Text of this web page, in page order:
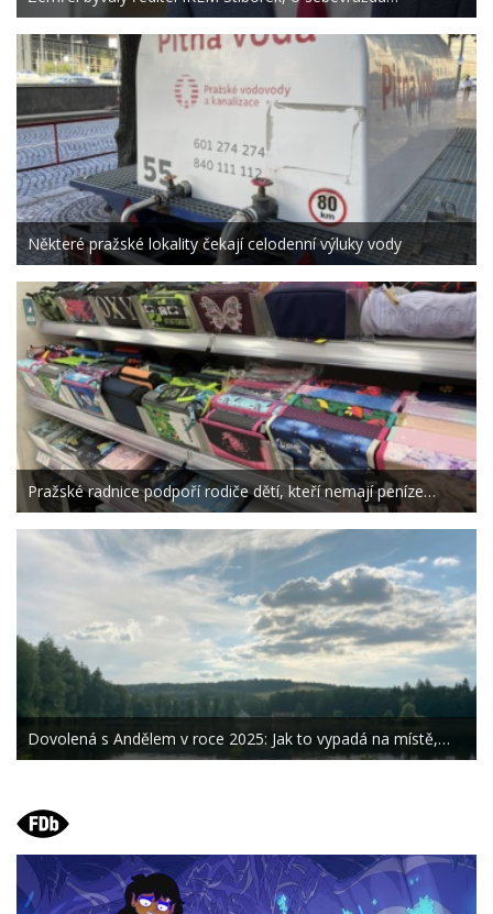
Některé pražské lokality čekají celodenní výluky vody
Pražské radnice podpoří rodiče dětí, kteří nemají peníze…
Dovolená s Andělem v roce 2025: Jak to vypadá na místě,…